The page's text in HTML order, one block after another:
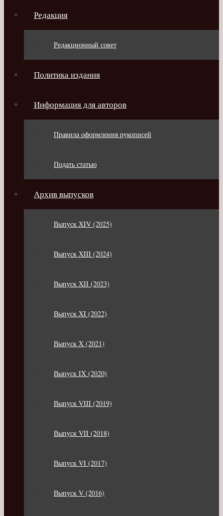
Редакция
Редакционный совет
Политика издания
Информация для авторов
Правила оформления рукописей
Подать статью
Архив выпусков
Выпуск XIV (2025)
Выпуск XIII (2024)
Выпуск XII (2023)
Выпуск XI (2022)
Выпуск X (2021)
Выпуск IX (2020)
Выпуск VIII (2019)
Выпуск VII (2018)
Выпуск VI (2017)
Выпуск V (2016)